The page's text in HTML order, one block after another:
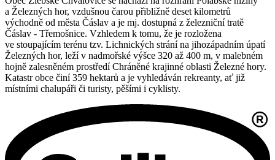
a Železných hor, vzdušnou čarou přibližně deset kilometrů
východně od města Čáslav a je mj. dostupná z železniční tratě
Čáslav - Třemošnice. Vzhledem k tomu, že je rozložena
ve stoupajícím terénu tzv. Lichnických strání na jihozápadním úpatí
Železných hor, leží v nadmořské výšce 320 až 400 m, v malebném
hojně zalesněném prostředí Chráněné krajinné oblasti Železné hory.
Katastr obce činí 359 hektarů a je vyhledáván rekreanty, ať již
místními chalupáři či turisty, pěšími i cyklisty.